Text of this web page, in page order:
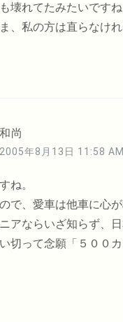
壊れてたみたいです
、私の方は直らなけ
和尚
2005年8月13日 11:58 AM
ね。
で、愛車は他車に心
アならいざ知らず、
切って念願「５００